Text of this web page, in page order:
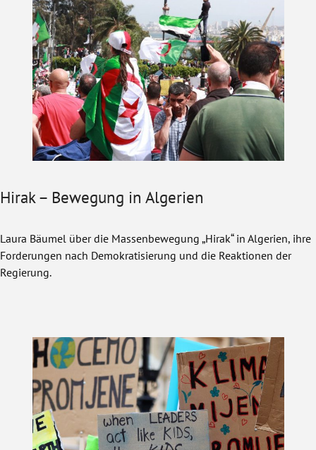
Hirak – Bewegung in Algerien
Laura Bäumel über die Massenbewegung „Hirak“ in Algerien, ihre
Forderungen nach Demokratisierung und die Reaktionen der
Regierung.